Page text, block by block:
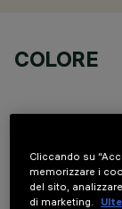
COLORE
Cliccando su
memorizzare i
del sito,
di marketing.